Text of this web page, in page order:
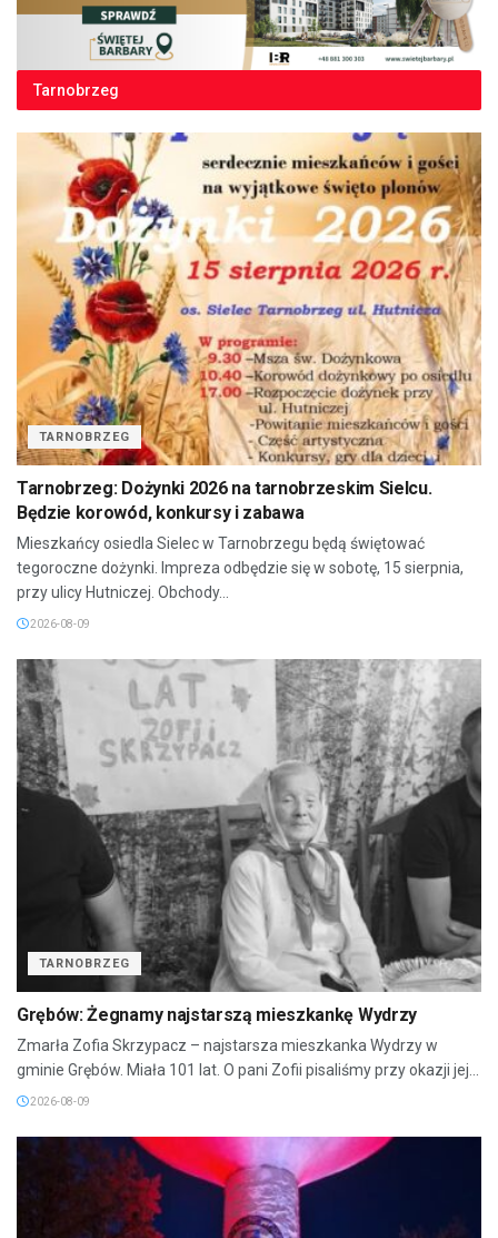
Tarnobrzeg
TARNOBRZEG
Tarnobrzeg: Dożynki 2026 na tarnobrzeskim Sielcu.
Będzie korowód, konkursy i zabawa
Mieszkańcy osiedla Sielec w Tarnobrzegu będą świętować
tegoroczne dożynki. Impreza odbędzie się w sobotę, 15 sierpnia,
przy ulicy Hutniczej. Obchody...
2026-08-09
TARNOBRZEG
Grębów: Żegnamy najstarszą mieszkankę Wydrzy
Zmarła Zofia Skrzypacz – najstarsza mieszkanka Wydrzy w
gminie Grębów. Miała 101 lat. O pani Zofii pisaliśmy przy okazji jej...
2026-08-09